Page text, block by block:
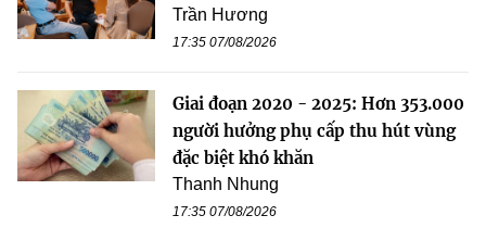
Trần Hương
17:35 07/08/2026
Giai đoạn 2020 - 2025: Hơn 353.000
người hưởng phụ cấp thu hút vùng
đặc biệt khó khăn
Thanh Nhung
17:35 07/08/2026